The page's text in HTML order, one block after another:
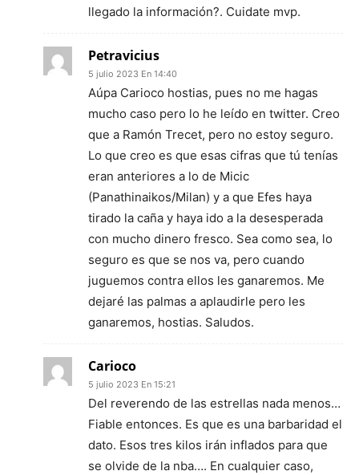
llegado la información?. Cuidate mvp.
Petravicius
5 julio 2023 En 14:40
Aúpa Carioco hostias, pues no me hagas
mucho caso pero lo he leído en twitter. Creo
que a Ramón Trecet, pero no estoy seguro.
Lo que creo es que esas cifras que tú tenías
eran anteriores a lo de Micic
(Panathinaikos/Milan) y a que Efes haya
tirado la caña y haya ido a la desesperada
con mucho dinero fresco. Sea como sea, lo
seguro es que se nos va, pero cuando
juguemos contra ellos les ganaremos. Me
dejaré las palmas a aplaudirle pero les
ganaremos, hostias. Saludos.
Carioco
5 julio 2023 En 15:21
Del reverendo de las estrellas nada menos…
Fiable entonces. Es que es una barbaridad el
dato. Esos tres kilos irán inflados para que
se olvide de la nba…. En cualquier caso,